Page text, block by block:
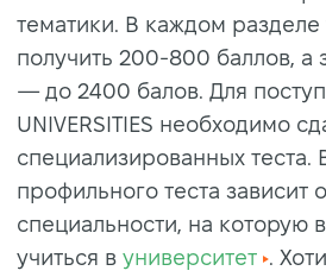
тематики. В каждом
получить 200-800 баллов, а
— до 2400 балов. Для
UNIVERSITIES необходимо
специализированных теста.
профильного теста зависит
специальности, на которую
учиться в университет .